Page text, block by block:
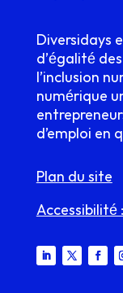
Diversidays
d’égalité
l’inclusion
numérique
d’emploi en
Plan du site
Accessibilité